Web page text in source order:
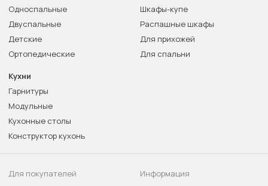
Односпальные
Двуспальные
Детские
Ортопедические
Шкафы-купе
Распашные шкафы
Для прихожей
Для спальни
Кухни
Гарнитуры
Модульные
Кухонные столы
Конструктор кухонь
Для покупателей
Информация